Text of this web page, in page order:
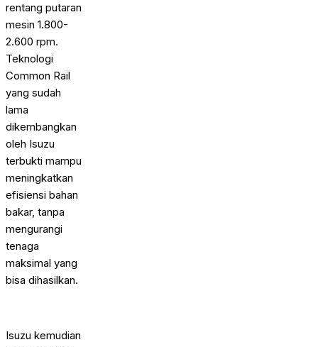
rentang putaran
mesin 1.800-
2.600 rpm.
Teknologi
Common Rail
yang sudah
lama
dikembangkan
oleh Isuzu
terbukti mampu
meningkatkan
efisiensi bahan
bakar, tanpa
mengurangi
tenaga
maksimal yang
bisa dihasilkan.
Isuzu kemudian